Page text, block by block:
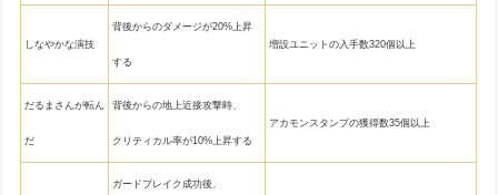
しなやかな演技
背後からのダメージが20%上昇
する
増設ユニットの入手数320個以上
だるまさんが転ん
だ
背後からの地上近接攻撃時、
クリティカル率が10%上昇する
アカモンスタンプの獲得数35個以上
ガードブレイク成功後、